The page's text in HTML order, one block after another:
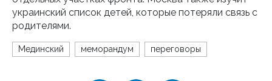
украинский список детей, которые потеряли связь с
родителями.
Мединский меморандум переговоры